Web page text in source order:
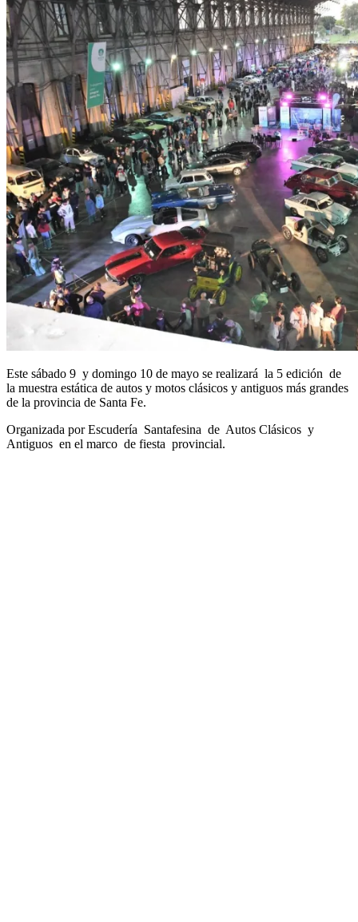
Este sábado 9 y domingo 10 de mayo se realizará la 5 edición de
la muestra estática de autos y motos clásicos y antiguos más grandes
de la provincia de Santa Fe.
Organizada por Escudería Santafesina de Autos Clásicos y
Antiguos en el marco de fiesta provincial.